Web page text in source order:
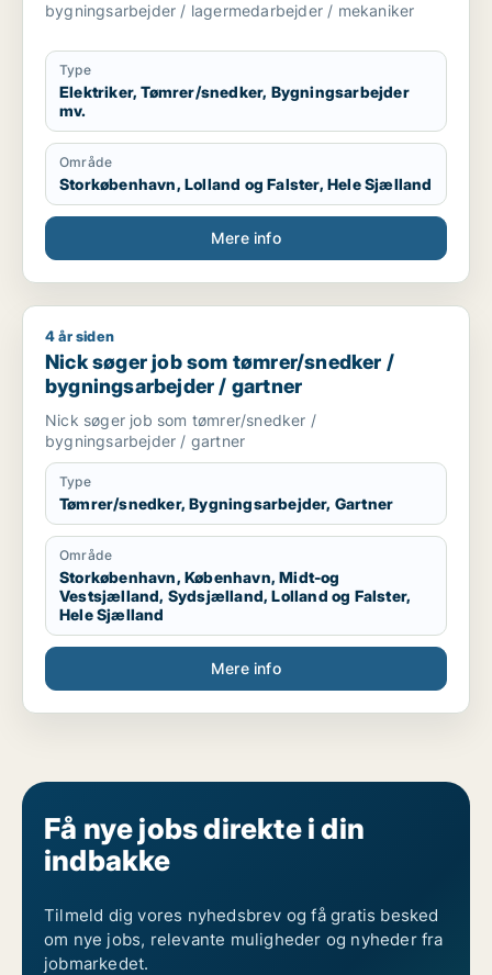
bygningsarbejder / lagermedarbejder / mekaniker
Type
Elektriker, Tømrer/snedker, Bygningsarbejder
mv.
Område
Storkøbenhavn, Lolland og Falster, Hele Sjælland
Mere info
Nick søger job som tømrer/snedker / bygningsarbejder /
4 år siden
Nick søger job som tømrer/snedker /
bygningsarbejder / gartner
Nick søger job som tømrer/snedker /
bygningsarbejder / gartner
Type
Tømrer/snedker, Bygningsarbejder, Gartner
Område
Storkøbenhavn, København, Midt-og
Vestsjælland, Sydsjælland, Lolland og Falster,
Hele Sjælland
Mere info
Få nye jobs direkte i din
indbakke
Tilmeld dig vores nyhedsbrev og få gratis besked
om nye jobs, relevante muligheder og nyheder fra
jobmarkedet.